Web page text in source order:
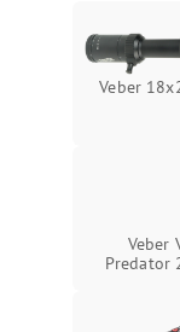
Veber
Veber
Predator